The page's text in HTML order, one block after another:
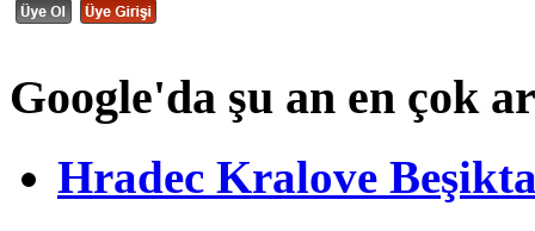
Google'da şu an en çok
Hradec Kralove